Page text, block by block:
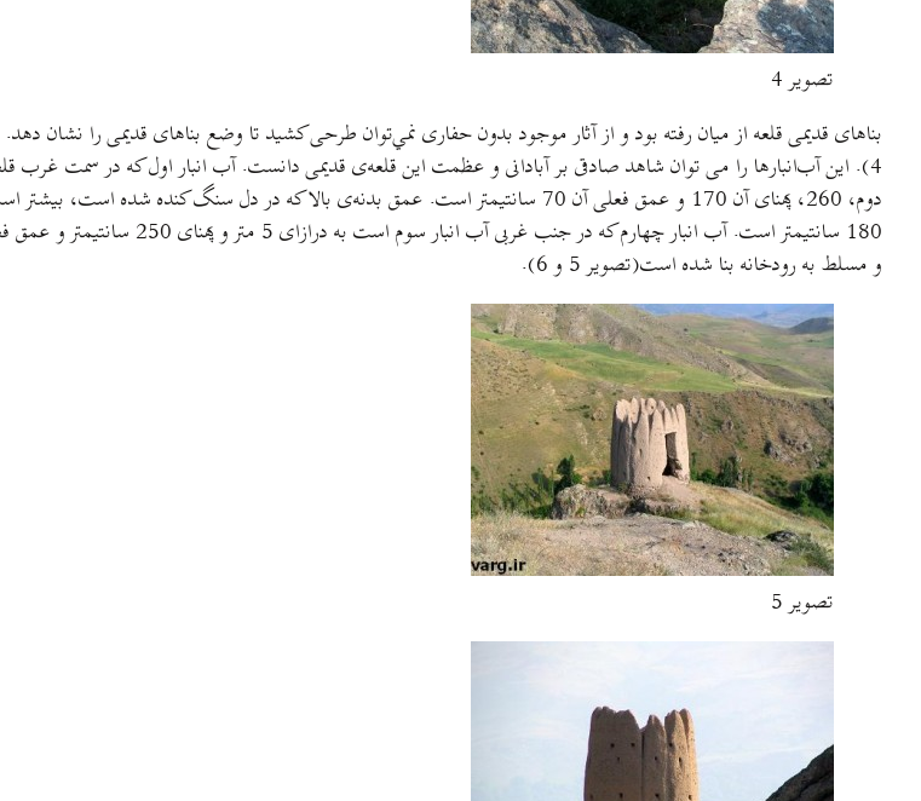
تصویر 4
بناهای قدیمی قلعه از میان رفته بود و از آثار موجود بدون حفاری نمي‌توان طرحی کشید تا وضع بناهای قدیمی را
و مسلط به رودخانه بنا شده است(تصویر 5 و 6).
تصویر 5